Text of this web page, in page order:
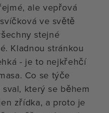
ale vepřová
ve světě
stejné
Kladnou stránkou
- je to nejkřehčí
Co se týče
který se během
zřídka, a proto je